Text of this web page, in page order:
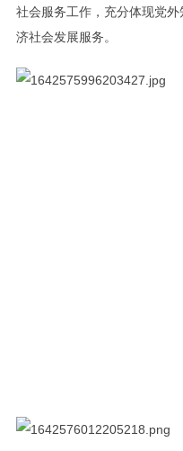
社会服务工作，充分体现党
济社会发展服务。